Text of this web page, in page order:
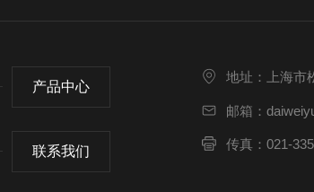
产品中心
联系我们
地址：上海市
邮箱：
传真：021-